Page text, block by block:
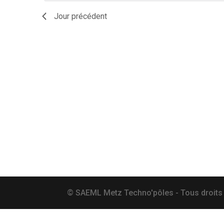
Jour précédent
© SAEML Metz Techno'pôles - Tous